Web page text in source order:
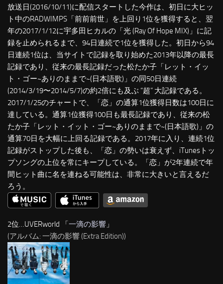
放送日(2016/10/11)に配信スタートした今作は、初日に大ヒッ
ト中のRADWIMPS「前前前世」を上回り1位を獲得すると、翌
年の2017/1/12に宇多田ヒカルの「光 (Ray Of Hope MIX)」に記
録を止められるまで、94日連続で1位を獲得した。初日から94
日連続1位は、当サイトで記録を取り始めた2013年以降の最長
記録であり、従来の最長記録だった松たか子「レット・イッ
ト・ゴー~ありのままで~(日本語歌)」の同50日連続
(2014/3/19〜2014/5/7)の約2倍にも及ぶ “超” 大記録である。
2017/1/25のチャートで、「恋」の通算1位獲得日数は100日に
達している。通算1位獲得100日も最長記録であり、従来の松
たか子「レット・イット・ゴー~ありのままで~(日本語歌)」の
通算70日を大幅に上回る記録である。2017年に入り、連続1位
記録がストップした後も、「恋」の勢いは衰えず、iTunesトッ
プソングの上位を常にキープしている。「恋」が2年連続で年
間ヒット曲に名を連ねる可能性は、非常に大きいと言えるだ
ろう。
2位…UVERworld 「一滴の影響 」
(アルバム: 一滴の影響 (Extra Edition))